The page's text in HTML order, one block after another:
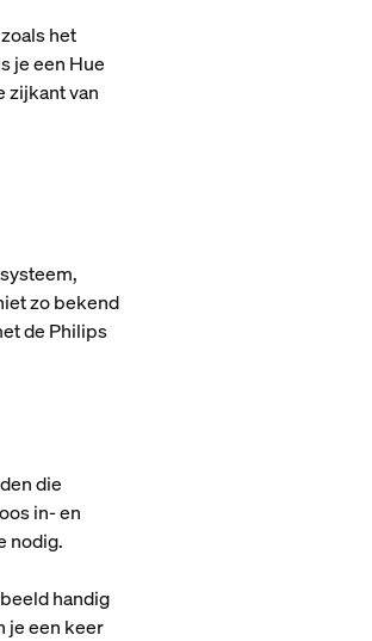
het
je een Hue
zijkant van
zo bekend
de Philips
die
in- en
nodig.
handig
je een keer